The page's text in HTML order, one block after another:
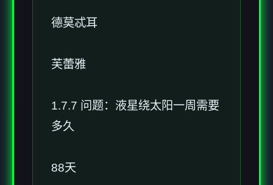
德莫忒耳
芙蕾雅
1.7.7 问题：液星绕太阳一周需要
多久
88天